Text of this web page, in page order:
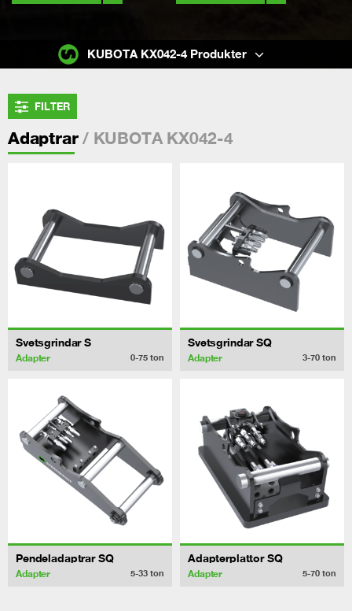
FILTER
Adaptrar/ KUBOTA KX042-4
Svetsgrindar S
Adapter 0-75 ton
Svetsgrindar SQ
Adapter 3-70 ton
Pendeladaptrar SQ
Adapter 5-33 ton
Adapterplattor SQ
Adapter 5-70 ton
KUBOTA KX042-4 Produkter